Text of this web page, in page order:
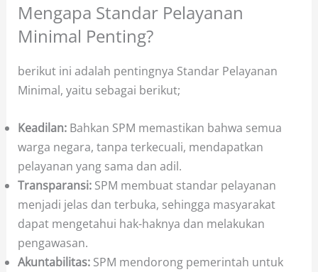
Mengapa Standar Pelayanan
Minimal Penting?
berikut ini adalah pentingnya Standar Pelayanan
Minimal, yaitu sebagai berikut;
Keadilan:Bahkan SPM memastikan bahwa semua
warga negara, tanpa terkecuali, mendapatkan
pelayanan yang sama dan adil.
Transparansi:SPM membuat standar pelayanan
menjadi jelas dan terbuka, sehingga masyarakat
dapat mengetahui hak-haknya dan melakukan
pengawasan.
Akuntabilitas:SPM mendorong pemerintah untuk